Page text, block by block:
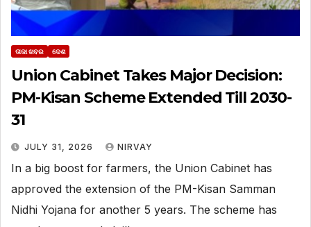
ତାଜା ଖବର ଦେଶ
Union Cabinet Takes Major Decision:
PM-Kisan Scheme Extended Till 2030-
31
JULY 31, 2026 NIRVAY
In a big boost for farmers, the Union Cabinet has
approved the extension of the PM-Kisan Samman
Nidhi Yojana for another 5 years. The scheme has